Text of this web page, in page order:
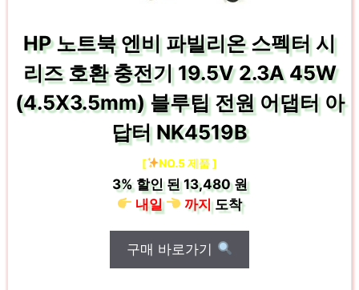
HP 노트북 엔비 파빌리온 스펙터 시
리즈 호환 충전기 19.5V 2.3A 45W
(4.5X3.5mm) 블루팁 전원 어댑터 아
답터 NK4519B
[ NO.5 제품 ]
3%할인 된13,480 원
내일
까지도착
구매 바로가기